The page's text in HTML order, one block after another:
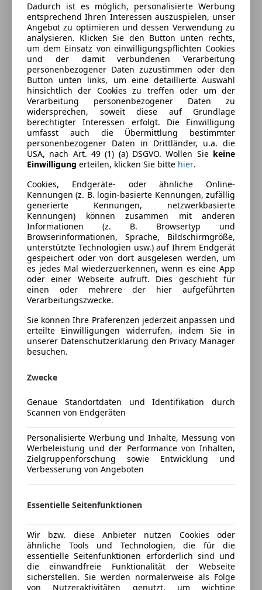
Energieverbrauch
Kraftstoff Benzin
Ausstattung
Komfort
2-Zonen-Klimaautomatik
Armlehne
Berganfahrassistent
Einparkhilfe
Einparkhilfe Rückfahrkamera
Einparkhilfe Sensoren hinten
Elektrische Fensterheber
Elektrische Sitze
Klimaanlage
Lichtsensor
Multifunktionslenkrad
Regensensor
Start/Stop-Automatik
Tempomat
Unterhaltung/Media
Apple CarPlay
Bordcomputer
CD
Freisprecheinrichtung
MP3
Radio
Soundsystem
Sicherheit
ABS
Alarmanlage
Beifahrerairbag
Blendfreies Fernlicht
Mehr anzeigen
Farbe und Innenausstattung
Außenfarbe
Weiß
Lackierung
Metallic
Farbe der
Innenausstattung
Schwarz
Fahrzeugbeschreibung
Highlights:
* Clubsportpaket
* Alle Service ausschließlich bei Porsche
* Steinschlagschutzfolie (PPF) seit Anfang
* Unfall- und Nachlackierungsfrei
68 Race-Tex Ausstattung mit erweiterten
Kontrastfarbe Rot (2.260,50 €)
P11 Clubsportpaket (5.061,00 €)
480 6-Gang-Schaltgetriebe mit
QR5 Chrono Paket inkl. Vorrüstung Laptrigger
platinfarben (0,00 €)
634 LED-Hauptscheinwerfer inkl. Porsche Dynamic
Light System Plus (PDLS+) (2.262,00) P13 Automatisch
abblendende Innen-/Außenspiegel mit integriertem
Mehr anzeigen
Mehr anzeigen
Versicherung
Kfz-Versicherung
Dadurch ist es möglich, personalisierte Werbung
entsprechend Ihren Interessen auszuspielen, unser
Angebot zu optimieren und dessen Verwendung zu
analysieren. Klicken Sie den Button unten rechts,
um dem Einsatz von einwilligungspflichten Cookies
und der damit verbundenen Verarbeitung
personenbezogener Daten zuzustimmen oder den
Button unten links, um eine detaillierte Auswahl
hinsichtlich der Cookies zu treffen oder um der
Verarbeitung personenbezogener Daten zu
widersprechen, soweit diese auf Grundlage
berechtigter Interessen erfolgt. Die Einwilligung
umfasst auch die Übermittlung bestimmter
personenbezogener Daten in Drittländer, u.a. die
USA, nach Art. 49 (1) (a) DSGVO. Wollen Sie keine
Einwilligung erteilen, klicken Sie bitte hier.
Cookies, Endgeräte- oder ähnliche Online-
Kennungen (z. B. login-basierte Kennungen, zufällig
generierte Kennungen, netzwerkbasierte
Kennungen) können zusammen mit anderen
Informationen (z. B. Browsertyp und
Browserinformationen, Sprache, Bildschirmgröße,
unterstützte Technologien usw.) auf Ihrem Endgerät
gespeichert oder von dort ausgelesen werden, um
es jedes Mal wiederzuerkennen, wenn es eine App
oder einer Webseite aufruft. Dies geschieht für
einen oder mehrere der hier aufgeführten
Verarbeitungszwecke.
Sie können Ihre Präferenzen jederzeit anpassen und
erteilte Einwilligungen widerrufen, indem Sie in
unserer Datenschutzerklärung den Privacy Manager
besuchen.
Zwecke
Genaue Standortdaten und Identifikation durch
Scannen von Endgeräten
Personalisierte Werbung und Inhalte, Messung von
Werbeleistung und der Performance von Inhalten,
Zielgruppenforschung sowie Entwicklung und
Verbesserung von Angeboten
Essentielle Seitenfunktionen
Wir bzw. diese Anbieter nutzen Cookies oder
ähnliche Tools und Technologien, die für die
essentielle Seitenfunktionen erforderlich sind und
die einwandfreie Funktionalität der Webseite
sicherstellen. Sie werden normalerweise als Folge
von Nutzeraktivitäten genutzt, um wichtige